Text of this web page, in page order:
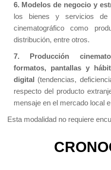
6. Modelos de negocio y
los bienes y servicios de
cinematográfico como
distribución, entre otros.
7. Producción
formatos, pantallas y
digital (tendencias,
respecto del producto
mensaje en el mercado local
Esta modalidad no requiere